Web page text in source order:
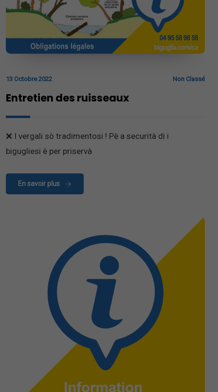
13 Octobre 2022 Non Classé
Entretien des ruisseaux
❌ I vergali sò tradimentosi ! Pè a securità di i
bigugliesi è per priservà
En savoir plus